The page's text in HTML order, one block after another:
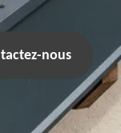
nous